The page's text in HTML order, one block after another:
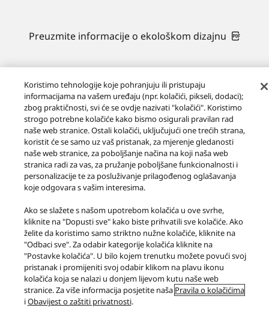
Preuzmite informacije o ekološkom dizajnu
Proizvodi Grand Class
Serija Grand Class SL-1200
SL-1200G
Facebook X YouTube
Instagram
Uvjeti za uporabu
Zaštita podataka
Pravila o kolačićima
Pristupačnost
Prijavite poteškoće
EU Data Act
ZAKONSKO JAMSTVO
Area/Country
Copyright © 2026 Panasonic Marketing Europe GmbH South-East Europe
Branch Office
Sva prava pridržana
Koristimo tehnologije koje pohranjuju ili pristupaju
informacijama na vašem uređaju (npr. kolačići, pikseli, dodaci);
zbog praktičnosti, svi će se ovdje nazivati "kolačići". Koristimo
strogo potrebne kolačiće kako bismo osigurali pravilan rad
naše web stranice. Ostali kolačići, uključujući one trećih strana,
koristit će se samo uz vaš pristanak, za mjerenje gledanosti
naše web stranice, za poboljšanje načina na koji naša web
stranica radi za vas, za pružanje poboljšane funkcionalnosti i
personalizacije te za posluživanje prilagođenog oglašavanja
koje odgovara s vašim interesima.
Ako se slažete s našom upotrebom kolačića u ove svrhe,
kliknite na "Dopusti sve" kako biste prihvatili sve kolačiće. Ako
želite da koristimo samo striktno nužne kolačiće, kliknite na
"Odbaci sve". Za odabir kategorije kolačića kliknite na
"Postavke kolačića". U bilo kojem trenutku možete povući svoj
pristanak i promijeniti svoj odabir klikom na plavu ikonu
kolačića koja se nalazi u donjem lijevom kutu naše web
stranice. Za više informacija posjetite naša Pravila o kolačićima
iObavijest o zaštiti privatnosti.